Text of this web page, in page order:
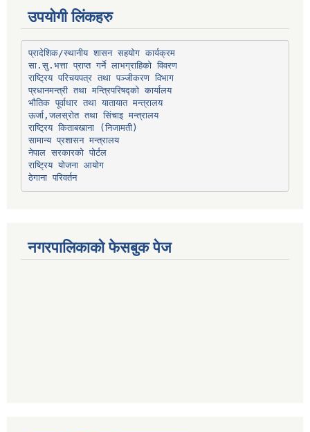
उपयोगी लिंकहरु
प्रादेशिक/स्थानीय शासन सहयोग कार्यक्रम
सा.सु.भत्ता प्राप्त गर्ने लाभग्राहिको विवरण
राष्ट्रिय परिचयपत्र तथा पञ्‍जीकरण विभाग
प्रधानमन्त्री तथा मन्त्रिपरिषद्को कार्यालय
भौतिक पूर्वाधार तथा यातायात मन्त्रालय
ऊर्जा,जलस्रोत तथा सिंचाइ मन्त्रालय
सामान्य प्रशासन मन्त्रालय
नेपाल सरकारको पोर्टल
राष्ट्रिय योजना आयोग
ठेगाना परिवर्तन
नगरपालिकाको फेसबुक पेज